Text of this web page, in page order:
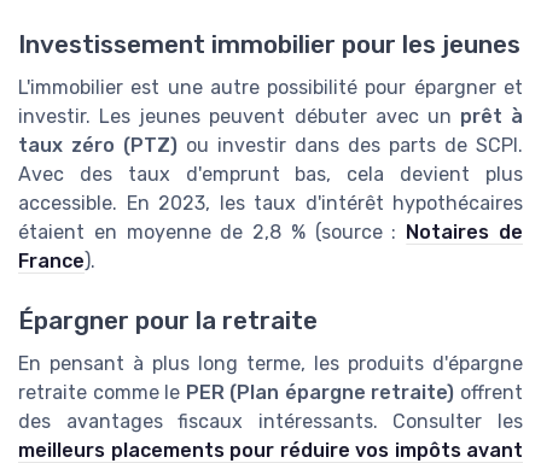
Investissement immobilier pour les jeunes
L'immobilier est une autre possibilité pour épargner et
investir. Les jeunes peuvent débuter avec un prêt à
taux zéro (PTZ) ou investir dans des parts de SCPI.
Avec des taux d'emprunt bas, cela devient plus
accessible. En 2023, les taux d'intérêt hypothécaires
étaient en moyenne de 2,8 % (source :
Notaires de
France).
Épargner pour la retraite
En pensant à plus long terme, les produits d'épargne
retraite comme le PER (Plan épargne retraite) offrent
des avantages fiscaux intéressants. Consulter les
meilleurs placements pour réduire vos impôts avant